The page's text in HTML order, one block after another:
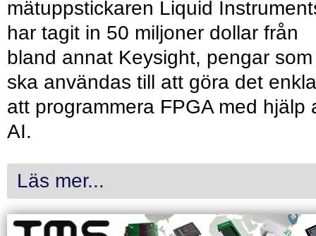
mätuppstickaren Liquid
har tagit in 50 miljoner dollar från
bland annat Keysight, pengar som
ska användas till att göra det
att programmera FPGA med hjälp
AI.
Läs mer...